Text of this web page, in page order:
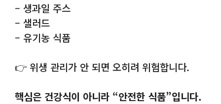
– 생과일 주스
– 샐러드
– 유기농 식품
👉 위생 관리가 안 되면 오히려 위험합니다.
핵심은 건강식이 아니라 “안전한 식품”입니다.